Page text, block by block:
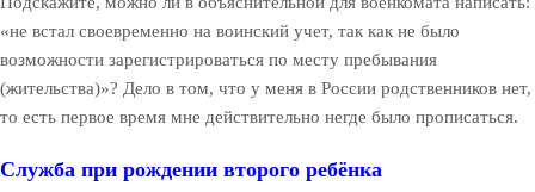
«не встал своевременно на воинский учет, так как не было
возможности зарегистрироваться по месту пребывания
(жительства)»? Дело в том, что у меня в России родственников нет,
то есть первое время мне действительно негде было прописаться.
Служба при рождении второго ребёнка